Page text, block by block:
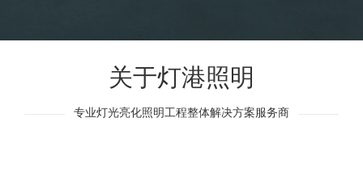
关于灯港照明
专业灯光亮化照明工程整体解决方案服务商